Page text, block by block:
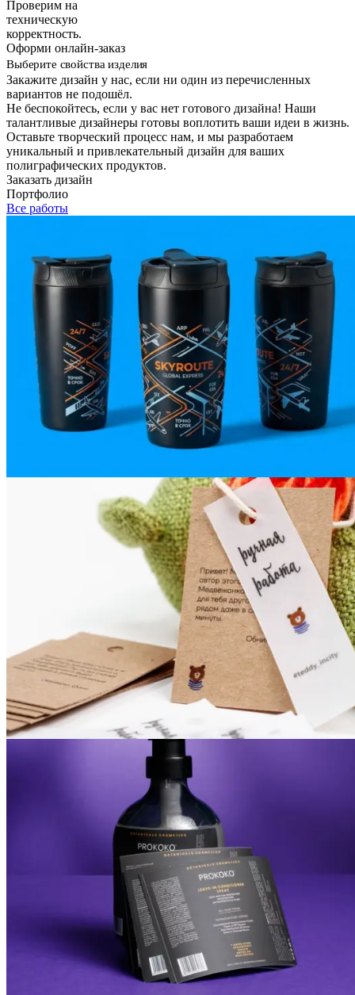
Проверим на
техническую
корректность.
Оформи онлайн-заказ
Выберите свойства изделия
Закажите дизайн у нас, если ни один из перечисленных
вариантов не подошёл.
Не беспокойтесь, если у вас нет готового дизайна! Наши
талантливые дизайнеры готовы воплотить ваши идеи в жизнь.
Оставьте творческий процесс нам, и мы разработаем
уникальный и привлекательный дизайн для ваших
полиграфических продуктов.
Заказать дизайн
Портфолио
Все работы